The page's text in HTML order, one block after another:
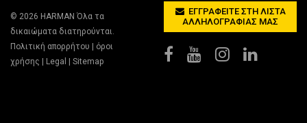
© 2026 HARMAN Όλα τα
δικαιώματα διατηρούνται.
Πολιτική απορρήτου | όροι
χρήσης | Legal | Sitemap
ΕΓΓΡΑΦΕΊΤΕ ΣΤΗ ΛΊΣΤΑ
ΑΛΛΗΛΟΓΡΑΦΊΑΣ ΜΑΣ